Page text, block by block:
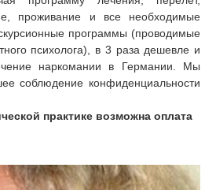
проживание и все необходимые
программы (проводимые
психолога), в 3 раза дешевле и
наркомании в Германии. Мы
соблюдение конфиденциальности
практике возможна оплата